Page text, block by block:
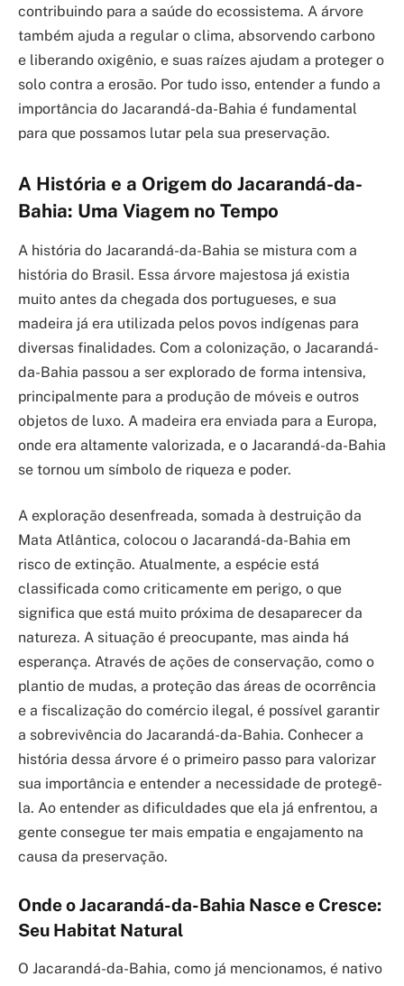
contribuindo para a saúde do ecossistema. A árvore
também ajuda a regular o clima, absorvendo carbono
e liberando oxigênio, e suas raízes ajudam a proteger o
solo contra a erosão. Por tudo isso, entender a fundo a
importância do Jacarandá-da-Bahia é fundamental
para que possamos lutar pela sua preservação.
A História e a Origem do Jacarandá-da-
Bahia: Uma Viagem no Tempo
A história do Jacarandá-da-Bahia se mistura com a
história do Brasil. Essa árvore majestosa já existia
muito antes da chegada dos portugueses, e sua
madeira já era utilizada pelos povos indígenas para
diversas finalidades. Com a colonização, o Jacarandá-
da-Bahia passou a ser explorado de forma intensiva,
principalmente para a produção de móveis e outros
objetos de luxo. A madeira era enviada para a Europa,
onde era altamente valorizada, e o Jacarandá-da-Bahia
se tornou um símbolo de riqueza e poder.
A exploração desenfreada, somada à destruição da
Mata Atlântica, colocou o Jacarandá-da-Bahia em
risco de extinção. Atualmente, a espécie está
classificada como criticamente em perigo, o que
significa que está muito próxima de desaparecer da
natureza. A situação é preocupante, mas ainda há
esperança. Através de ações de conservação, como o
plantio de mudas, a proteção das áreas de ocorrência
e a fiscalização do comércio ilegal, é possível garantir
a sobrevivência do Jacarandá-da-Bahia. Conhecer a
história dessa árvore é o primeiro passo para valorizar
sua importância e entender a necessidade de protegê-
la. Ao entender as dificuldades que ela já enfrentou, a
gente consegue ter mais empatia e engajamento na
causa da preservação.
Onde o Jacarandá-da-Bahia Nasce e Cresce:
Seu Habitat Natural
O Jacarandá-da-Bahia, como já mencionamos, é nativo